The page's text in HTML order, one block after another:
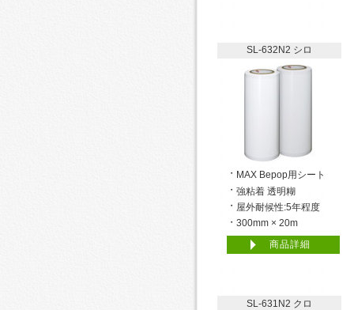
SL-632N2 シロ
MAX Bepop用シート
強粘着 透明糊
屋外耐候性:5年程度
300mm × 20m
商品詳細
SL-631N2 クロ